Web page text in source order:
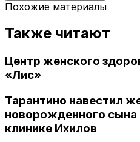
Похожие материалы
Также читают
Центр женского
«Лис»
Тарантино навестил
новорожденного сына
клинике Ихилов